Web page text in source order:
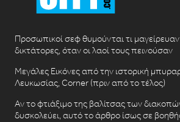
Προσωπικοί σεφ θυμούνται τι
δικτάτορες, όταν οι λαοί τους πεινούσαν
Μεγάλες Εικόνες από την ιστορική
Λευκωσίας, Corner (πριν από το τέλος)
Αν το φτιάξιμο της βαλίτσας των
δυσκολεύει, αυτό το άρθρο ίσως σε